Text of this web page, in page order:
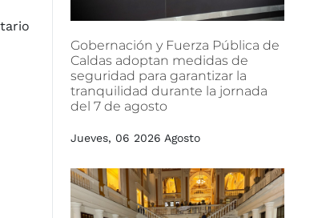
Gobernación y Fuerza Pública de
Caldas adoptan medidas de
seguridad para garantizar la
tranquilidad durante la jornada
del 7 de agosto
Jueves, 06 2026 Agosto